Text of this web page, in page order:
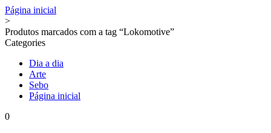
Página inicial
>
Produtos marcados com a tag “Lokomotive”
Categories
Dia a dia
Arte
Sebo
Página inicial
0